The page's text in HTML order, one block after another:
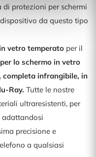
protezioni per schermi
da questo tipo
vetro temperato per il
lo schermo in vetro
infrangibile, in
Ray. Tutte le nostre
ultraresistenti, per
adattandosi
precisione e
a qualsiasi